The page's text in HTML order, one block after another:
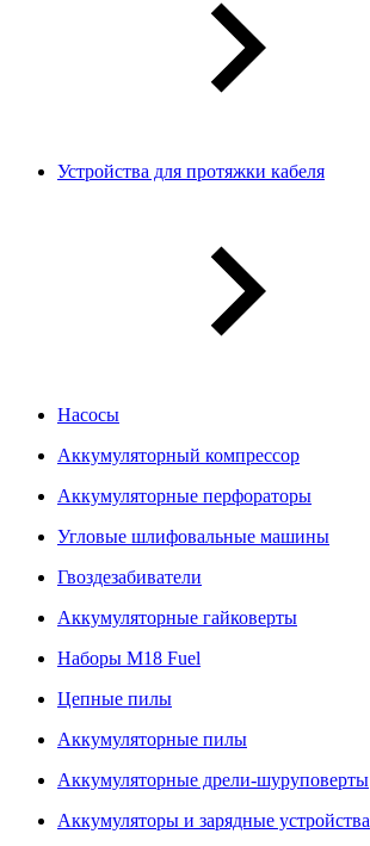
Устройства для протяжки кабеля
Насосы
Аккумуляторный компрессор
Аккумуляторные перфораторы
Угловые шлифовальные машины
Гвоздезабиватели
Аккумуляторные гайковерты
Наборы M18 Fuel
Цепные пилы
Аккумуляторные пилы
Аккумуляторные дрели-шуруповерты
Аккумуляторы и зарядные устройства